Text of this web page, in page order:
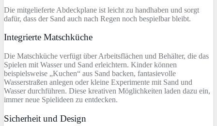
Die mitgelieferte Abdeckplane ist leicht zu handhaben und sorgt
dafür, dass der Sand auch nach Regen noch bespielbar bleibt.
Integrierte Matschküche
Die Matschküche verfügt über Arbeitsflächen und Behälter, die das
Spielen mit Wasser und Sand erleichtern. Kinder können
beispielsweise „Kuchen“ aus Sand backen, fantasievolle
Wasserstraßen anlegen oder kleine Experimente mit Sand und
Wasser durchführen. Diese kreativen Möglichkeiten laden dazu ein,
immer neue Spielideen zu entdecken.
Sicherheit und Design